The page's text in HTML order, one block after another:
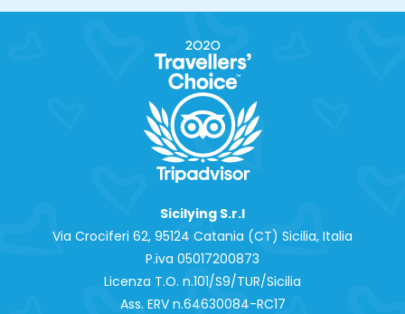
Sicilying S.r.l
Via Crociferi 62, 95124 Catania (CT) Sicilia, Italia
P.iva 0‍5017200873
Licenza T.O. n.101/S9/TUR/Sicilia
Ass. ERV n.64630084-RC17